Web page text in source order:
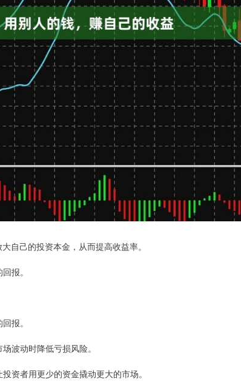
自己的投资本金，从而提高收益率。
报。
报。
波动时降低亏损风险。
资者用更少的资金撬动更大的市场。